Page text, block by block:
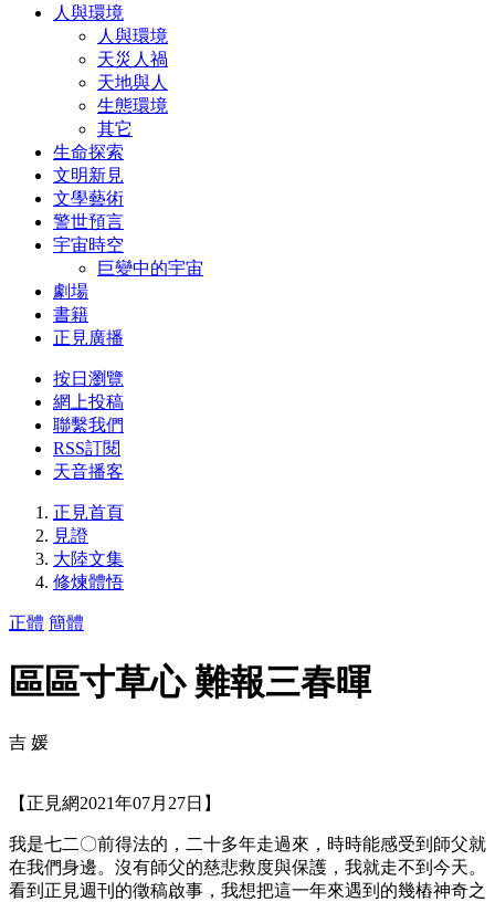
人與環境
人與環境
天災人禍
天地與人
生態環境
其它
生命探索
文明新見
文學藝術
警世預言
宇宙時空
巨變中的宇宙
劇場
書籍
正見廣播
按日瀏覽
網上投稿
聯繫我們
RSS訂閱
天音播客
正見首頁
見證
大陸文集
修煉體悟
正體 簡體
區區寸草心 難報三春暉
吉 媛
【正見網2021年07月27日】
我是七二〇前得法的，二十多年走過來，時時能感受到師父就
在我們身邊。沒有師父的慈悲救度與保護，我就走不到今天。
看到正見週刊的徵稿啟事，我想把這一年來遇到的幾樁神奇之